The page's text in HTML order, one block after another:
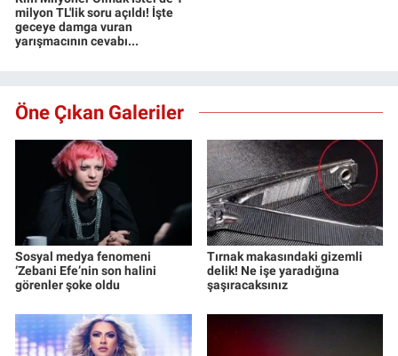
milyon TL'lik soru açıldı! İşte
geceye damga vuran
yarışmacının cevabı...
Öne Çıkan Galeriler
Sosyal medya fenomeni
‘Zebani Efe’nin son halini
görenler şoke oldu
Tırnak makasındaki gizemli
delik! Ne işe yaradığına
şaşıracaksınız